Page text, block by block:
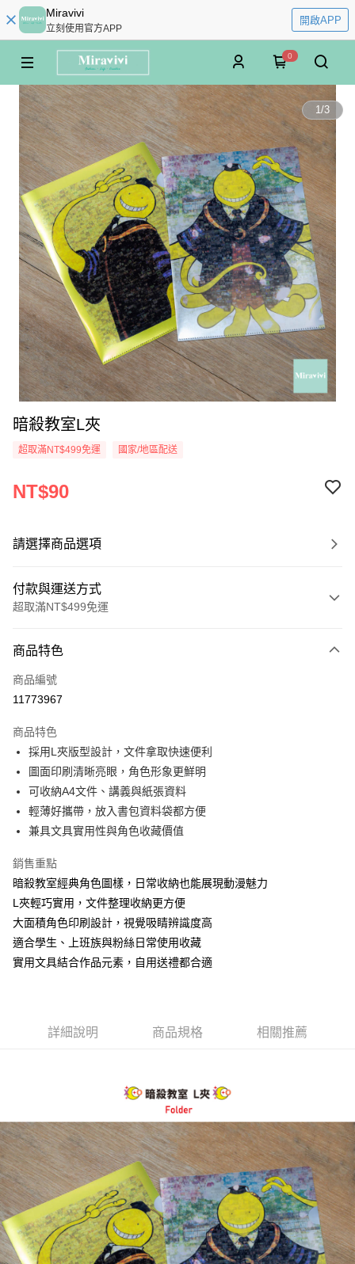
Miravivi
立刻使用官方APP
開啟APP
0
1/3
暗殺教室L夾
超取滿NT$499免運 國家/地區配送
NT$90
請選擇商品選項
付款與運送方式
超取滿NT$499免運
信用卡一次付款
超商取貨付款
Apple Pay
街口支付
悠遊付
AFTEE先享後付
相關說明
AFTEE先享後付是「在收到商品之後才付款」的支付方式。 讓您購物簡單
便利好安心！
１．簡單：不需註冊會員、不需綁卡、不需儲值。
２．便利：只要手機號碼，簡訊認證，即可結帳。
３．安心：先確認商品／服務後，再付款。
３．收到繳費通知簡訊後14天內，點擊此簡訊中的連結，可透過四大超商／
※ 交易是否成功請以「AFTEE先享後付 」之結帳頁面顯示為準，若有關於
是否繳費成功／繳費後需取消欲退款等相關疑問，請聯繫「AFTEE先享後付
客戶支援中心」
https://netprotections.freshdesk.com/support/home
【注意事項】
１．透過由恩沛科技股份有限公司提供之「AFTEE先享後付」服務完成之交
易，需依本服務之必要範圍內提供個人資料，並將交易相關給付款項請求債
權轉讓予恩沛科技股份有限公司。
２．關於個人資料處理事宜，請瀏覽以下網址：
https://aftee.tw/terms/#terms3
３．未成年的使用者請事先徵得法定代理人或監護人之同意方可使用
「AFTEE先享後付」，若未經同意申辦者引起之損失，本公司不負相關責
ATM付款
運送方式
全家付款取貨
每筆NT$60，滿NT$499(含以上)免運費
每筆NT$60，滿NT$499(含以上)免運費
宅配
每筆NT$120，滿NT$499(含以上)免運費
海外宅配 查看運費
商品特色
商品編號
11773967
商品特色
採用L夾版型設計，文件拿取快速便利
圖面印刷清晰亮眼，角色形象更鮮明
可收納A4文件、講義與紙張資料
輕薄好攜帶，放入書包資料袋都方便
兼具文具實用性與角色收藏價值
銷售重點
暗殺教室經典角色圖樣，日常收納也能展現動漫魅力
L夾輕巧實用，文件整理收納更方便
大面積角色印刷設計，視覺吸睛辨識度高
適合學生、上班族與粉絲日常使用收藏
實用文具結合作品元素，自用送禮都合適
詳細說明 商品規格 相關推薦